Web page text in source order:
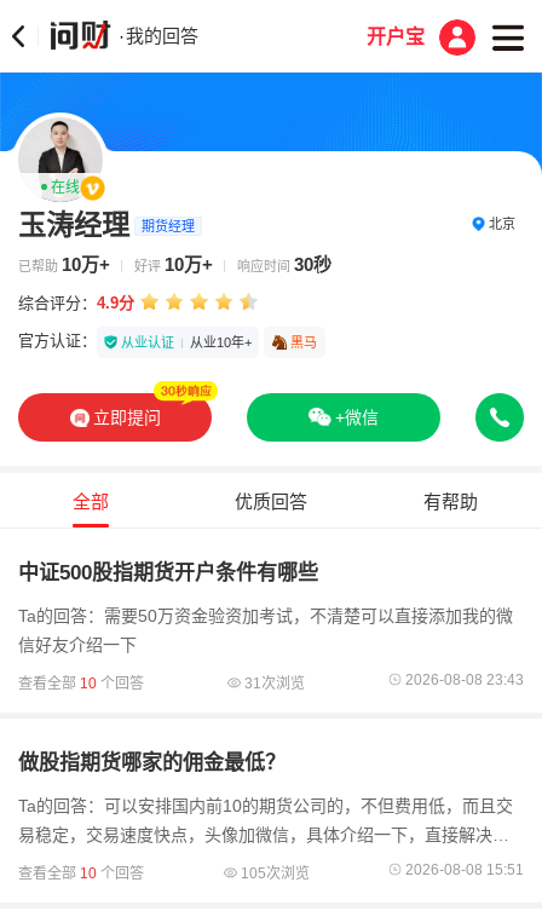
·我的回答 开户宝
在线
玉涛经理 期货经理 北京
已帮助 10万+ 好评 10万+ 响应时间 30秒
综合评分： 4.9分
官方认证： 从业认证 从业10年+ 黑马
立即提问 +微信
全部 优质回答 有帮助
中证500股指期货开户条件有哪些
Ta的回答：需要50万资金验资加考试，不清楚可以直接添加我的微
信好友介绍一下
查看全部 10 个回答 31次浏览 2026-08-08 23:43
做股指期货哪家的佣金最低？
Ta的回答：可以安排国内前10的期货公司的，不但费用低，而且交
易稳定，交易速度快点，头像加微信，具体介绍一下，直接解决问
题。
查看全部 10 个回答 105次浏览 2026-08-08 15:51